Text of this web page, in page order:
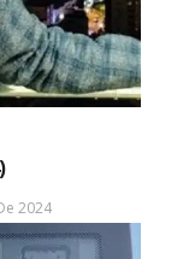
2024